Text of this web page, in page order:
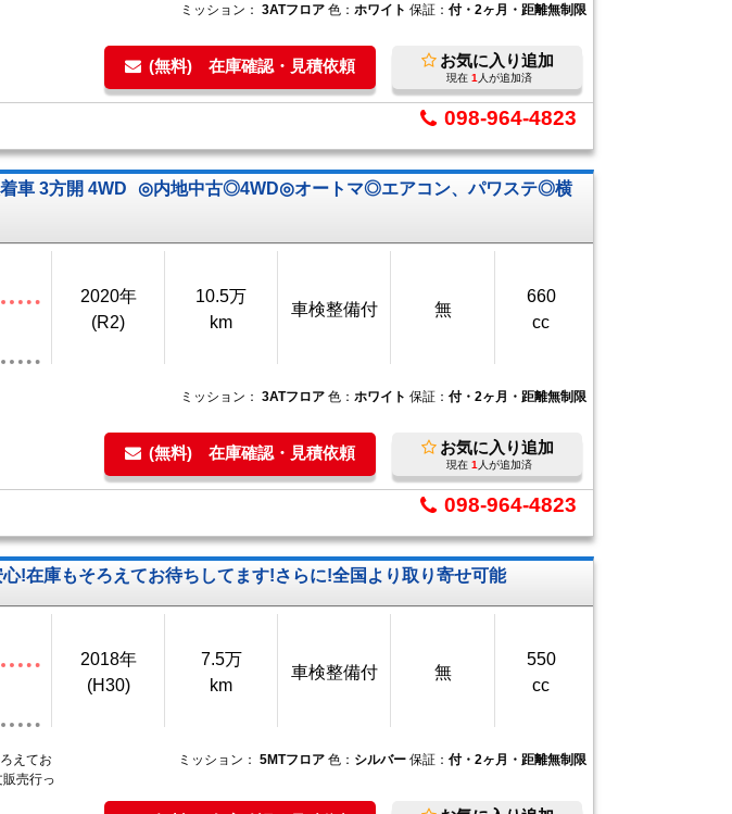
ミッション： 3ATフロア 色： ホワイト 保証： 付・2ヶ月・距離無制限
(無料) 在庫確認・見積依頼 お気に入り追加
現在 1 人が追加済
098-964-4823
車 3方開 4WD
◎内地中古◎4WD◎オートマ◎エアコン、パワステ◎横
2020年
(R2)
10.5万
km
車検整備付 無
660
cc
ミッション： 3ATフロア 色： ホワイト 保証： 付・2ヶ月・距離無制限
(無料) 在庫確認・見積依頼 お気に入り追加
現在 1 人が追加済
098-964-4823
!在庫もそろえてお待ちしてます!さらに!全国より取り寄せ可能
2018年
(H30)
7.5万
km
車検整備付 無
550
cc
えてお
売行っ
ミッション： 5MTフロア 色： シルバー 保証： 付・2ヶ月・距離無制限